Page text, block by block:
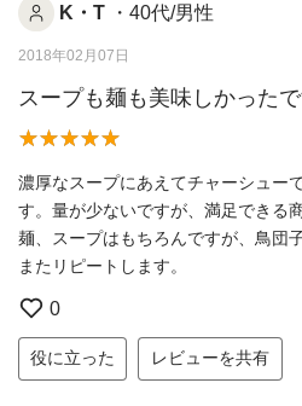
K・T ・40代/男性
2018年02月07日
スープも麺も美味しかったで
濃厚なスープにあえてチャーシュー
す。量が少ないですが、満足できる
麺、スープはもちろんですが、鳥団
またリピートします。
0
役に立った レビューを共有